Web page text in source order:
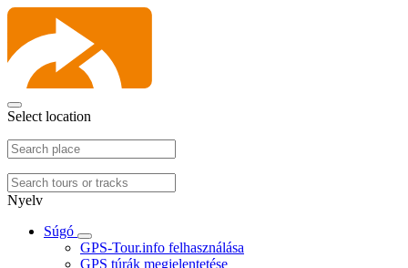
Select location
Nyelv
Súgó
GPS-Tour.info felhasználása
GPS túrák megjelentetése